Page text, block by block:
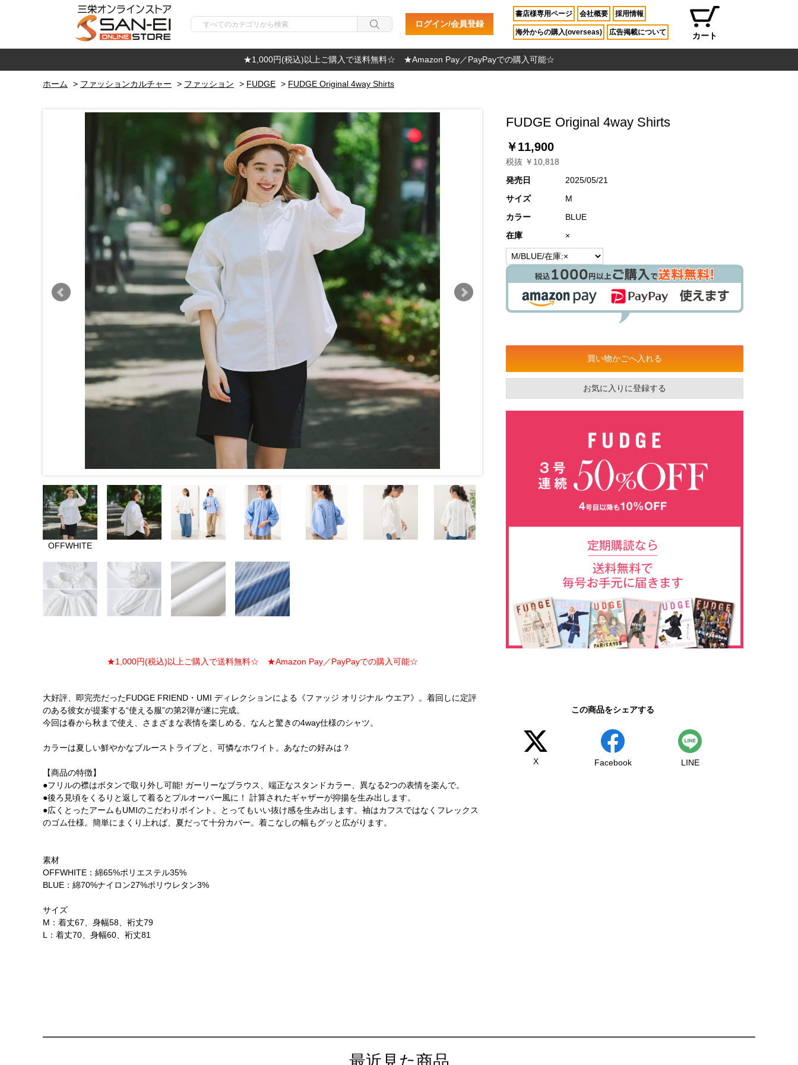
ログイン/会員登録
書店様専用ページ 会社概要 採用情報
海外からの購入(overseas) 広告掲載について カート
★1,000円(税込)以上ご購入で送料無料☆ ★Amazon Pay／PayPayでの購入可能☆
ホーム > ファッションカルチャー > ファッション > FUDGE > FUDGE Original 4way Shirts
OFFWHITE
★1,000円(税込)以上ご購入で送料無料☆ ★Amazon Pay／PayPayでの購入可能☆
大好評、即完売だったFUDGE FRIEND・UMI ディレクションによる《ファッジ オリジナル ウエア》。着回しに定評
のある彼女が提案する“使える服”の第2弾が遂に完成。
今回は春から秋まで使え、さまざまな表情を楽しめる、なんと驚きの4way仕様のシャツ。
カラーは夏しい鮮やかなブルーストライプと、可憐なホワイト。あなたの好みは？
【商品の特徴】
●フリルの襟はボタンで取り外し可能! ガーリーなブラウス、端正なスタンドカラー、異なる2つの表情を楽んで。
●後ろ見頃をくるりと返して着るとプルオーバー風に！ 計算されたギャザーが抑揚を生み出します。
●広くとったアームもUMIのこだわりポイント。とってもいい抜け感を生み出します。袖はカフスではなくフレックス
のゴム仕様。簡単にまくり上れば、夏だって十分カバー。着こなしの幅もグッと広がります。
素材
OFFWHITE：綿65%ポリエステル35%
BLUE：綿70%ナイロン27%ポリウレタン3%
サイズ
M：着丈67、身幅58、裄丈79
L：着丈70、身幅60、裄丈81
FUDGE Original 4way Shirts
￥11,900
税抜 ￥10,818
発売日
2025/05/21
サイズ
M
カラー
BLUE
在庫
×
買い物かごへ入れる
お気に入りに登録する
この商品をシェアする
X Facebook LINE
最近見た商品